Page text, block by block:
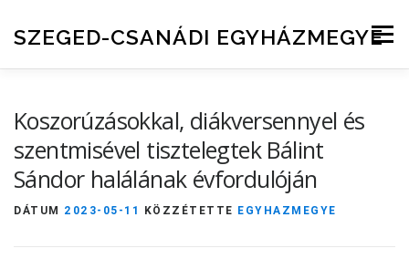
SZEGED-CSANÁDI EGYHÁZMEGYE
Menu
Koszorúzásokkal, diákversennyel és
szentmisével tisztelegtek Bálint
Sándor halálának évfordulóján
DÁTUM 2023-05-11 KÖZZÉTETTE EGYHAZMEGYE